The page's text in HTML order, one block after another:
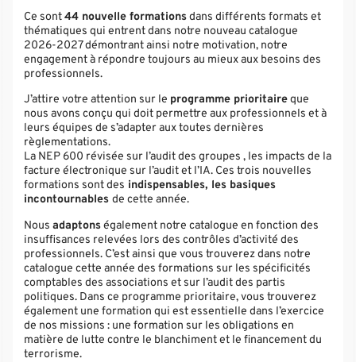
Ce sont44 nouvelle formationsdans différents formats et
thématiques qui entrent dans notre nouveau catalogue
2026-2027 démontrant ainsi notre motivation, notre
engagement à répondre toujours au mieux aux besoins des
professionnels.
J’attire votre attention sur le programme prioritaireque
nous avons conçu qui doit permettre aux professionnels et à
leurs équipes de s’adapter aux toutes dernières
règlementations.
La NEP 600 révisée sur l’audit des groupes , les impacts de la
facture électronique sur l’audit et l’IA. Ces trois nouvelles
formations sont des indispensables, les basiques
incontournablesde cette année.
Nousadaptonségalement notre catalogue en fonction des
insuffisances relevées lors des contrôles d’activité des
professionnels. C’est ainsi que vous trouverez dans notre
catalogue cette année des formations sur les spécificités
comptables des associations et sur l’audit des partis
politiques. Dans ce programme prioritaire, vous trouverez
également une formation qui est essentielle dans l’exercice
de nos missions : une formation sur les obligations en
matière de lutte contre le blanchiment et le financement du
terrorisme.